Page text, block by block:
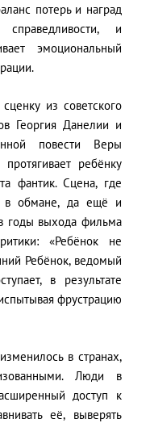
потерь и наград
и
эмоциональный
из советского
Георгия Данелии и
повести Веры
ребёнку
фантик. Сцена, где
в обмане, да ещё и
годы выхода фильма
«Ребёнок не
Ребёнок, ведомый
в результате
фрустрацию
в странах,
Люди в
доступ к
её, выверять